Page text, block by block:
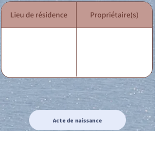
Lieu de résidence Propriétaire(s)
Acte de naissance